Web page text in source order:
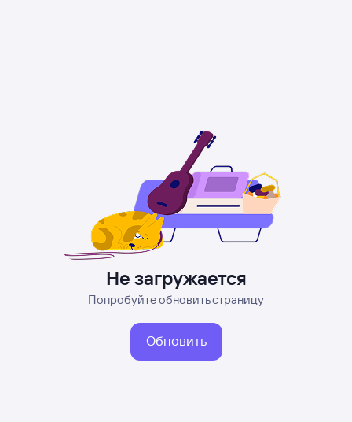
Не загружается
Попробуйте обновить страницу
Обновить